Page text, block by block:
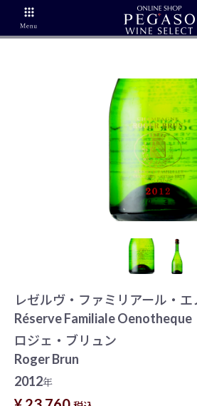
レゼルヴ・ファミリアール・エ
Réserve Familiale Oenotheque
ロジェ・ブリュン
Roger Brun
2012年